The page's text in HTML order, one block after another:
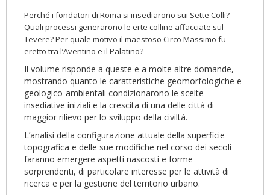
Perché i fondatori di Roma si insediarono sui Sette Colli?
Quali processi generarono le erte colline affacciate sul
Tevere? Per quale motivo il maestoso Circo Massimo fu
eretto tra l’Aventino e il Palatino?
Il volume risponde a queste e a molte altre domande,
mostrando quanto le caratteristiche geomorfologiche e
geologico-ambientali condizionarono le scelte
insediative iniziali e la crescita di una delle città di
maggior rilievo per lo sviluppo della civiltà.
L’analisi della configurazione attuale della superficie
topografica e delle sue modifiche nel corso dei secoli
faranno emergere aspetti nascosti e forme
sorprendenti, di particolare interesse per le attività di
ricerca e per la gestione del territorio urbano.